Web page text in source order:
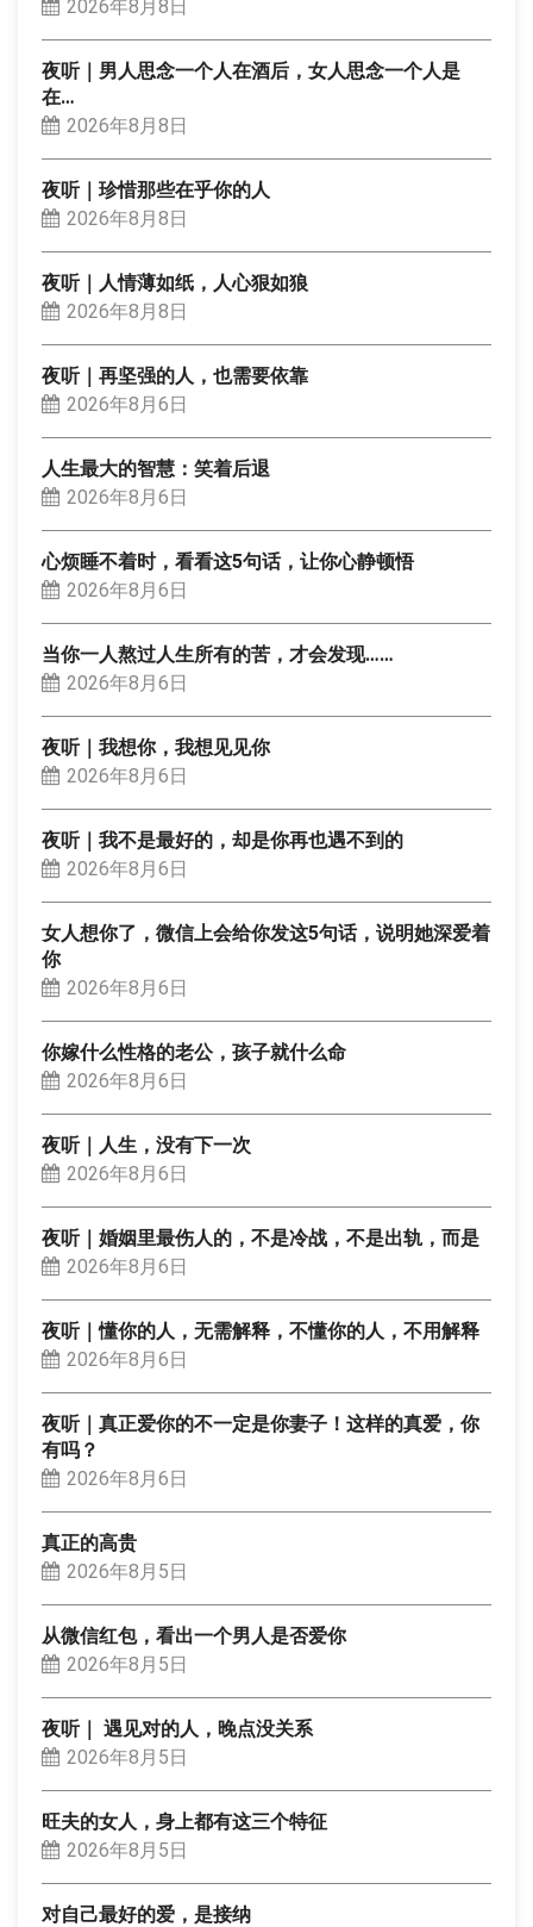
2026年8月8日
夜听｜男人思念一个人在酒后，女人思念一个人是
在…
2026年8月8日
夜听｜珍惜那些在乎你的人
2026年8月8日
夜听｜人情薄如纸，人心狠如狼
2026年8月8日
夜听｜再坚强的人，也需要依靠
2026年8月6日
人生最大的智慧：笑着后退
2026年8月6日
心烦睡不着时，看看这5句话，让你心静顿悟
2026年8月6日
当你一人熬过人生所有的苦，才会发现……
2026年8月6日
夜听｜我想你，我想见见你
2026年8月6日
夜听｜我不是最好的，却是你再也遇不到的
2026年8月6日
女人想你了，微信上会给你发这5句话，说明她深爱着
你
2026年8月6日
你嫁什么性格的老公，孩子就什么命
2026年8月6日
夜听｜人生，没有下一次
2026年8月6日
夜听｜婚姻里最伤人的，不是冷战，不是出轨，而是
2026年8月6日
夜听｜懂你的人，无需解释，不懂你的人，不用解释
2026年8月6日
夜听｜真正爱你的不一定是你妻子！这样的真爱，你
有吗？
2026年8月6日
真正的高贵
2026年8月5日
从微信红包，看出一个男人是否爱你
2026年8月5日
夜听｜ 遇见对的人，晚点没关系
2026年8月5日
旺夫的女人，身上都有这三个特征
2026年8月5日
对自己最好的爱，是接纳